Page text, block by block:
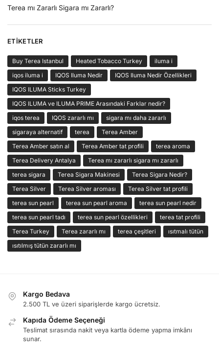
Terea mı Zararlı Sigara mı Zararlı?
ETIKETLER
Buy Terea Istanbul Heated Tobacco Turkey
iluma i
iqos iluma i
IQOS Iluma Nedir
IQOS Iluma Nedir Özellikleri
IQOS ILUMA Sticks Turkey
IQOS ILUMA ve ILUMA PRIME Arasındaki Farklar nedir?
iqos terea
IQOS zararlı mı
sigara mı daha zararlı
sigaraya alternatif
terea
Terea Amber
Terea Amber satın al
Terea Amber tat profili
terea aroma
Terea Delivery Antalya
Terea mı zararlı sigara mı zararlı
terea sigara
Terea Sigara Makinesi
Terea Sigara Nedir?
Terea Silver
Terea Silver aroması
Terea Silver tat profili
terea sun pearl
terea sun pearl aroma
terea sun pearl nedir
terea sun pearl tadı
terea sun pearl özellikleri
terea tat profili
Terea Turkey
Terea zararlı mı terea çeşitleri
ısıtmalı tütün
ısıtılmış tütün zararlı mı
Kargo Bedava
2.500 TL ve üzeri siparişlerde kargo ücretsiz.
Kapıda Ödeme Seçeneği
Teslimat sırasında nakit veya kartla ödeme yapma imkânı
sunar.